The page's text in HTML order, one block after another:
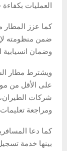
العمليات
كما عزز المطار
ضمن منظومته
وضمان انسيابية
على الأقل من
شركات
ومراجعة
كما دعا
بينها خدمة